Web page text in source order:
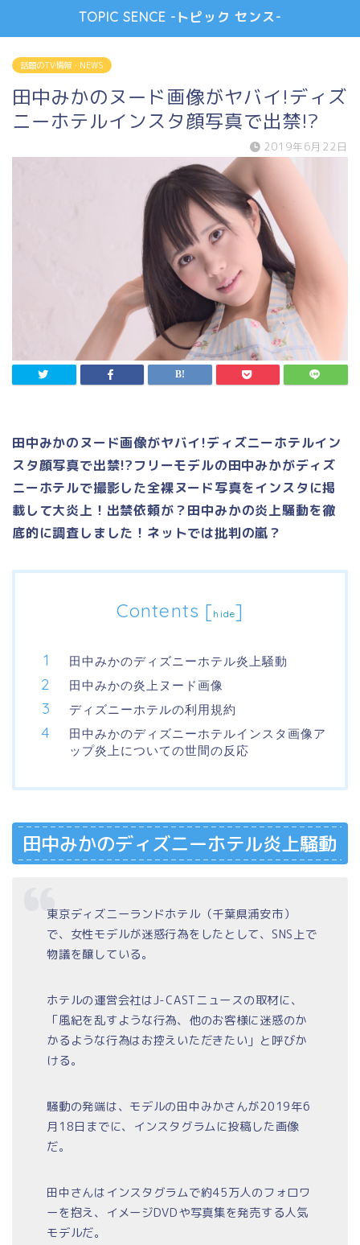
TOPIC SENCE -トピック センス-
話題のTV情報・NEWS
田中みかのヌード画像がヤバイ!ディズ
ニーホテルインスタ顔写真で出禁!?
2019年6月22日
田中みかのヌード画像がヤバイ!ディズニーホテルイン
スタ顔写真で出禁!?フリーモデルの田中みかがディズ
ニーホテルで撮影した全裸ヌード写真をインスタに掲
載して大炎上！出禁依頼が？田中みかの炎上騒動を徹
底的に調査しました！ネットでは批判の嵐？
Contents [hide]
田中みかのディズニーホテル炎上騒動
田中みかの炎上ヌード画像
ディズニーホテルの利用規約
田中みかのディズニーホテルインスタ画像ア
ップ炎上についての世間の反応
田中みかのディズニーホテル炎上騒動
東京ディズニーランドホテル（千葉県浦安市）
で、女性モデルが迷惑行為をしたとして、SNS上で
物議を醸している。
ホテルの運営会社はJ-CASTニュースの取材に、
「風紀を乱すような行為、他のお客様に迷惑のか
かるような行為はお控えいただきたい」と呼びか
ける。
騒動の発端は、モデルの田中みかさんが2019年6
月18日までに、インスタグラムに投稿した画像
だ。
田中さんはインスタグラムで約45万人のフォロワ
ーを抱え、イメージDVDや写真集を発売する人気
モデルだ。